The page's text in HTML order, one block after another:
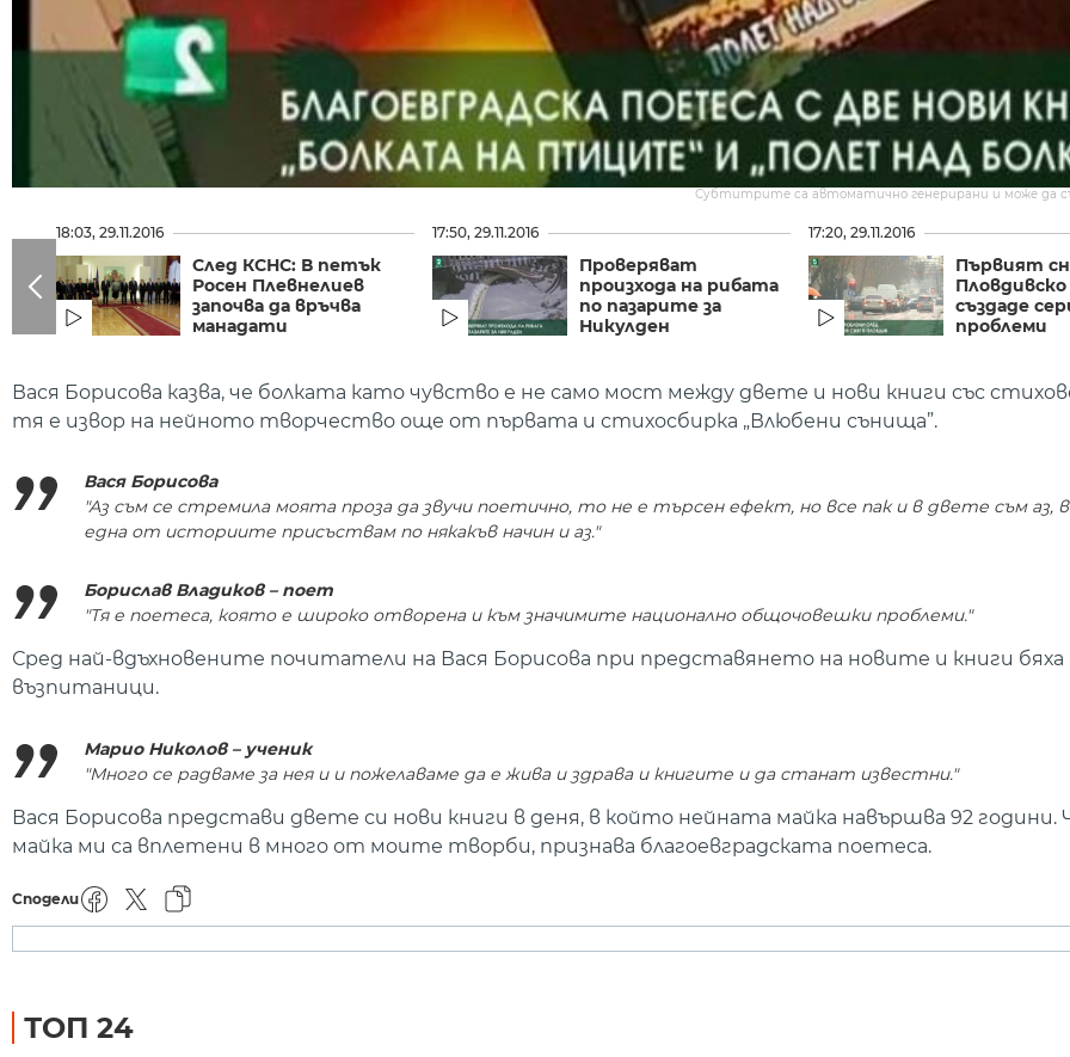
Субтитрите са автоматично генерирани и може да
18:03, 29.11.2016
След КСНС: В петък
Росен Плевнелиев
започва да връчва
манадати
17:50, 29.11.2016
Проверяват
произхода на рибата
по пазарите за
Никулден
17:20, 29.11.2016
Първият
създаде
проблеми
Вася Борисова казва, че болката като чувство е не само мост между двете и нови книги със
тя е извор на нейното творчество още от първата и стихосбирка „Влюбени сънища”.
Вася Борисова
"Аз съм се стремила моята проза да звучи поетично, то не е търсен ефект, но все пак и в двете съм аз,
една от историите присъствам по някакъв начин и аз."
Борислав Владиков – поет
"Тя е поетеса, която е широко отворена и към значимите национално общочовешки проблеми."
Сред най-вдъхновените почитатели на Вася Борисова при представянето на новите и книги
възпитаници.
Марио Николов – ученик
"Много се радваме за нея и и пожелаваме да е жива и здрава и книгите и да станат известни."
Вася Борисова представи двете си нови книги в деня, в който нейната майка навършва 92
майка ми са вплетени в много от моите творби, признава благоевградската поетеса.
Сподели
ТОП 24